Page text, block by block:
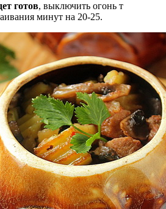
готов, выключить огонь т
минут на 20-25.